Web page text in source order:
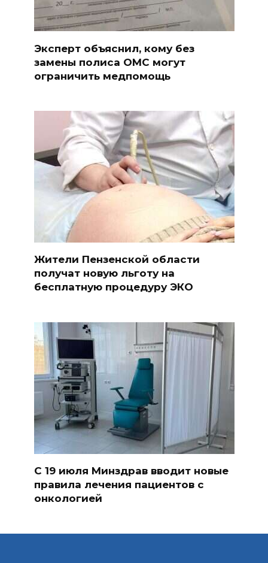
Эксперт объяснил, кому без
замены полиса ОМС могут
ограничить медпомощь
Жители Пензенской области
получат новую льготу на
бесплатную процедуру ЭКО
С 19 июля Минздрав вводит новые
правила лечения пациентов с
онкологией